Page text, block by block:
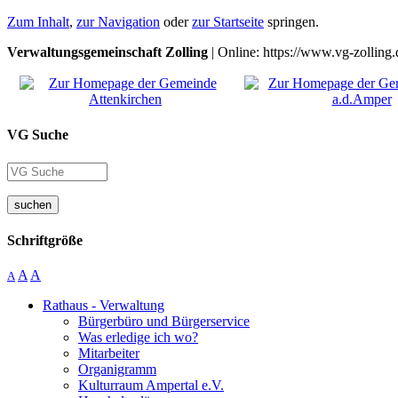
Zum Inhalt, zur Navigation oderzur Startseite springen.
Verwaltungsgemeinschaft Zolling | Online: https://www.vg-
VG Suche
suchen
Schriftgröße
A A A
Rathaus - Verwaltung
Bürgerbüro und Bürgerservice
Was erledige ich wo?
Mitarbeiter
Organigramm
Kulturraum Ampertal e.V.